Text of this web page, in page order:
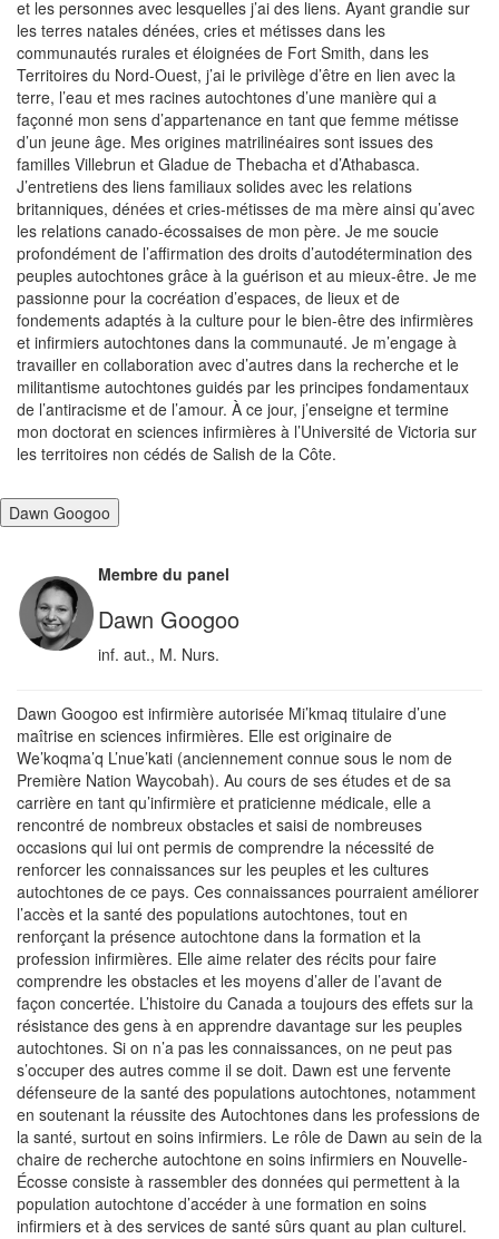
et les personnes avec lesquelles j’ai des liens. Ayant grandie sur
les terres natales dénées, cries et métisses dans les
communautés rurales et éloignées de Fort Smith, dans les
Territoires du Nord-Ouest, j’ai le privilège d’être en lien avec la
terre, l’eau et mes racines autochtones d’une manière qui a
façonné mon sens d’appartenance en tant que femme métisse
d’un jeune âge. Mes origines matrilinéaires sont issues des
familles Villebrun et Gladue de Thebacha et d’Athabasca.
J’entretiens des liens familiaux solides avec les relations
britanniques, dénées et cries-métisses de ma mère ainsi qu’avec
les relations canado-écossaises de mon père. Je me soucie
profondément de l’affirmation des droits d’autodétermination des
peuples autochtones grâce à la guérison et au mieux-être. Je me
passionne pour la cocréation d’espaces, de lieux et de
fondements adaptés à la culture pour le bien-être des infirmières
et infirmiers autochtones dans la communauté. Je m’engage à
travailler en collaboration avec d’autres dans la recherche et le
militantisme autochtones guidés par les principes fondamentaux
de l’antiracisme et de l’amour. À ce jour, j’enseigne et termine
mon doctorat en sciences infirmières à l’Université de Victoria sur
les territoires non cédés de Salish de la Côte.
Dawn Googoo
Membre du panel
Dawn Googoo
inf. aut., M. Nurs.
Dawn Googoo est infirmière autorisée Mi’kmaq titulaire d’une
maîtrise en sciences infirmières. Elle est originaire de
We’koqma’q L’nue’kati (anciennement connue sous le nom de
Première Nation Waycobah). Au cours de ses études et de sa
carrière en tant qu’infirmière et praticienne médicale, elle a
rencontré de nombreux obstacles et saisi de nombreuses
occasions qui lui ont permis de comprendre la nécessité de
renforcer les connaissances sur les peuples et les cultures
autochtones de ce pays. Ces connaissances pourraient améliorer
l’accès et la santé des populations autochtones, tout en
renforçant la présence autochtone dans la formation et la
profession infirmières. Elle aime relater des récits pour faire
comprendre les obstacles et les moyens d’aller de l’avant de
façon concertée. L’histoire du Canada a toujours des effets sur la
résistance des gens à en apprendre davantage sur les peuples
autochtones. Si on n’a pas les connaissances, on ne peut pas
s’occuper des autres comme il se doit. Dawn est une fervente
défenseure de la santé des populations autochtones, notamment
en soutenant la réussite des Autochtones dans les professions de
la santé, surtout en soins infirmiers. Le rôle de Dawn au sein de la
chaire de recherche autochtone en soins infirmiers en Nouvelle-
Écosse consiste à rassembler des données qui permettent à la
population autochtone d’accéder à une formation en soins
infirmiers et à des services de santé sûrs quant au plan culturel.